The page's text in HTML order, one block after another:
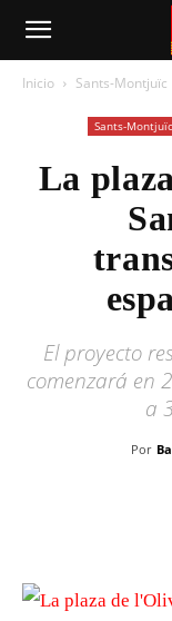
Inicio Sants-Montjuïc
Sants-Montjuïc
La
El proyecto
comenzará en
a
Por